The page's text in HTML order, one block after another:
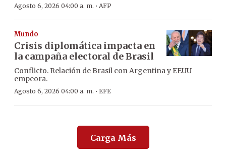
Agosto 6, 2026 04:00 a. m. · AFP
Mundo
Crisis diplomática impacta en
la campaña electoral de Brasil
Conflicto. Relación de Brasil con Argentina y EEUU
empeora.
Agosto 6, 2026 04:00 a. m. · EFE
Carga Más